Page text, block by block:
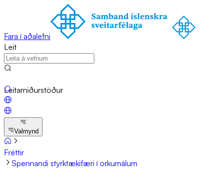
Fara í aðalefni
Leit
Leitarniðurstöður
Valmynd
Fréttir
Spennandi styrktækifæri í orkumálum